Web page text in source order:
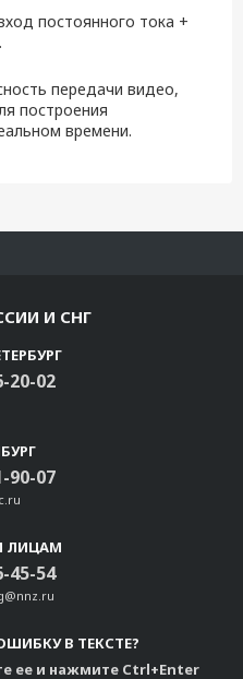
постоянного тока +
передачи видео,
построения
времени.
И СНГ
20-02
90-07
ЛИЦАМ
45-54
В ТЕКСТЕ?
ее и нажмите Ctrl+Enter